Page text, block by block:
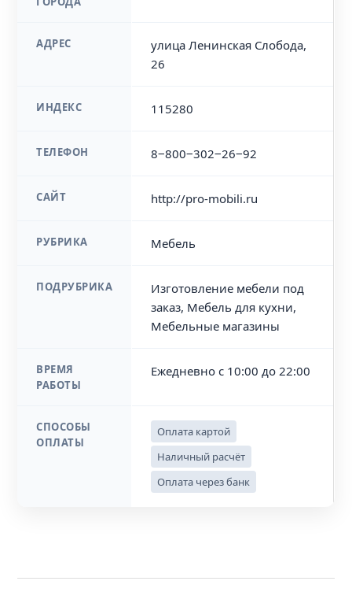
АДРЕС
улица Ленинская Слобода,
26
ИНДЕКС 115280
ТЕЛЕФОН 8‒800‒302‒26‒92
САЙТ http://pro-mobili.ru
РУБРИКА Мебель
ПОДРУБРИКА
Изготовление мебели под
заказ, Мебель для кухни,
Мебельные магазины
ВРЕМЯ
РАБОТЫ
Ежедневно с 10:00 до 22:00
СПОСОБЫ
ОПЛАТЫ
Оплата картой
Наличный расчёт
Оплата через банк